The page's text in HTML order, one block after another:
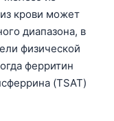
крови может
диапазона, в
физической
ферритин
(TSAT)